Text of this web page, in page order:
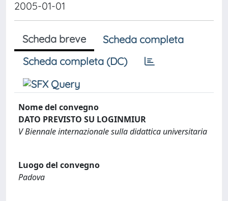
2005-01-01
Scheda breve
Scheda completa
Scheda completa (DC)
Nome del convegno
DATO PREVISTO SU LOGINMIUR
V Biennale internazionale sulla didattica universitaria
Luogo del convegno
Padova